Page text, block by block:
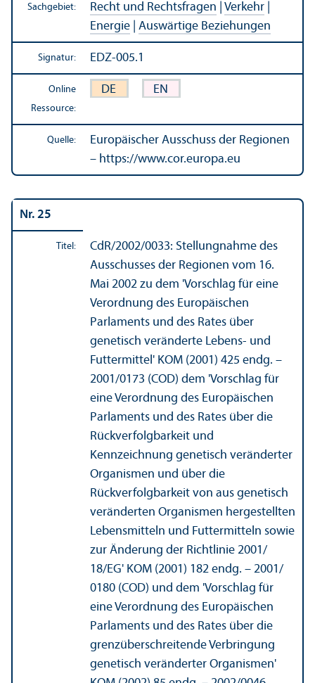
Sachgebiet: Recht und Rechts­fragen Verkehr
Energie
Auswärtige Beziehungen
Signatur: EDZ-005.1
Online
Ressource:
DE EN
Quelle:
Europäischer Ausschuss der Regionen
– https://www.cor.europa.eu
Nr. 25
Titel: CdR/2002/0033: Stellungnahme des
Ausschusses der Regionen vom 16.
Mai 2002 zu dem 'Vorschlag für eine
Verordnung des Europäischen
Parlaments und des Rates über
genetisch veränderte Lebens- und
Futtermittel' KOM (2001) 425 endg. –
2001/0173 (COD) dem 'Vorschlag für
eine Verordnung des Europäischen
Parlaments und des Rates über die
Rückverfolgbarkeit und
Kennzeichnung genetisch veränderter
Organismen und über die
Rückverfolgbarkeit von aus genetisch
veränderten Organismen hergestellten
Lebens­mitteln und Futtermitteln sowie
zur Änderung der Richtlinie 2001/
18/EG' KOM (2001) 182 endg. – 2001/
0180 (COD) und dem 'Vorschlag für
eine Verordnung des Europäischen
Parlaments und des Rates über die
grenzüberschreitende Verbringung
genetisch veränderter Organismen'